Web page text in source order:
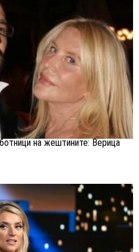
на жештините: Верица